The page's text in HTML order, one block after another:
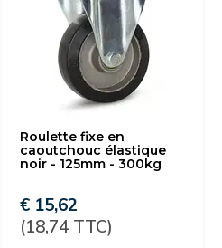
Roulette fixe en
caoutchouc élastique
noir - 125mm - 300kg
€ 15,62
(18,74 TTC)